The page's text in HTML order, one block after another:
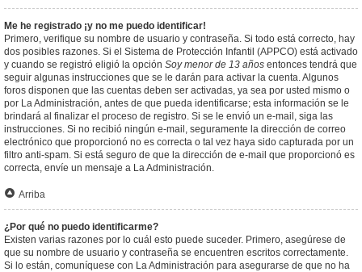
Me he registrado ¡y no me puedo identificar!
Primero, verifique su nombre de usuario y contraseña. Si todo está correcto, hay
dos posibles razones. Si el Sistema de Protección Infantil (APPCO) está activado
y cuando se registró eligió la opción Soy menor de 13 años entonces tendrá que
seguir algunas instrucciones que se le darán para activar la cuenta. Algunos
foros disponen que las cuentas deben ser activadas, ya sea por usted mismo o
por La Administración, antes de que pueda identificarse; esta información se le
brindará al finalizar el proceso de registro. Si se le envió un e-mail, siga las
instrucciones. Si no recibió ningún e-mail, seguramente la dirección de correo
electrónico que proporcionó no es correcta o tal vez haya sido capturada por un
filtro anti-spam. Si está seguro de que la dirección de e-mail que proporcionó es
correcta, envíe un mensaje a La Administración.
Arriba
¿Por qué no puedo identificarme?
Existen varias razones por lo cuál esto puede suceder. Primero, asegúrese de
que su nombre de usuario y contraseña se encuentren escritos correctamente.
Si lo están, comuníquese con La Administración para asegurarse de que no ha